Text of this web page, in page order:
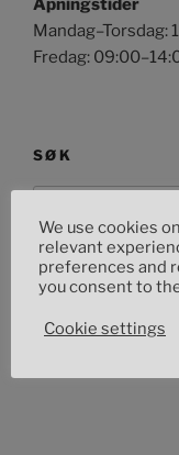
Åpningstider
Mandag–Torsdag:
Fredag:
SØK
etter:
OM DETTE
Toms Custom
We use cookies
relevant
preferences and
you consent to
Cookie settings